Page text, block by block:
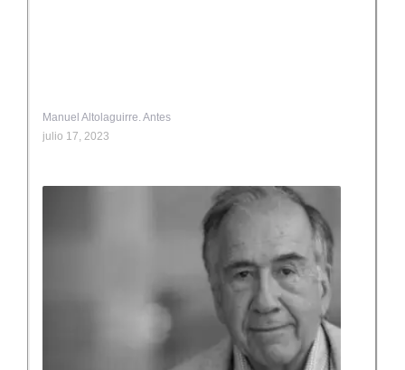
Manuel Altolaguirre. Antes
julio 17, 2023